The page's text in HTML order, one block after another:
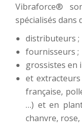
Vibraforce®
spécialisés dans
distributeurs ;
fournisseurs ;
grossistes en
et
française,
…) et en
chanvre,